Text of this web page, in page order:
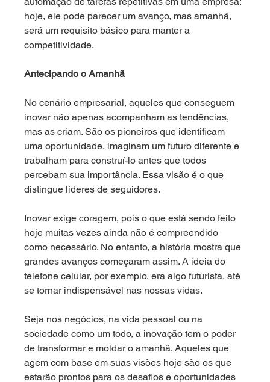
hoje, ele pode parecer um avanço, mas amanhã,
será um requisito básico para manter a
competitividade.
Antecipando o Amanhã
No cenário empresarial, aqueles que conseguem
inovar não apenas acompanham as tendências,
mas as criam. São os pioneiros que identificam
uma oportunidade, imaginam um futuro diferente e
trabalham para construí-lo antes que todos
percebam sua importância. Essa visão é o que
distingue líderes de seguidores.
Inovar exige coragem, pois o que está sendo feito
hoje muitas vezes ainda não é compreendido
como necessário. No entanto, a história mostra que
grandes avanços começaram assim. A ideia do
telefone celular, por exemplo, era algo futurista, até
se tornar indispensável nas nossas vidas.
Seja nos negócios, na vida pessoal ou na
sociedade como um todo, a inovação tem o poder
de transformar e moldar o amanhã. Aqueles que
agem com base em suas visões hoje são os que
estarão prontos para os desafios e oportunidades